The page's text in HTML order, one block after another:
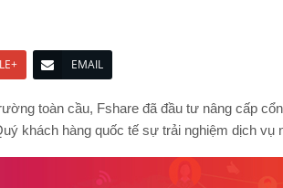
EMAIL
toàn cầu, Fshare đã đầu tư nâng cấp
khách hàng quốc tế sự trải nghiệm dịch vụ